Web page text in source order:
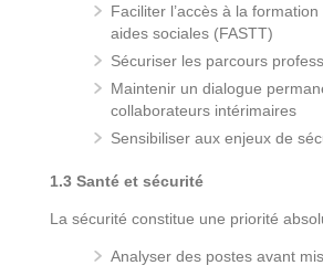
Faciliter l’accès à la
aides sociales (FASTT)
Sécuriser les parcours
Maintenir un dialogue
collaborateurs intérimaires
Sensibiliser aux enjeux de
1.3 Santé et sécurité
La sécurité constitue une priorité
Analyser des postes avant